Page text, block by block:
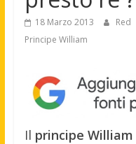
18 Marzo 2013 Red
Principe William
Il principe William